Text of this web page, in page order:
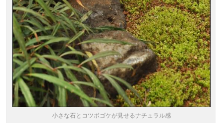
小さな石とコツボゴケが見せるナチュラル感